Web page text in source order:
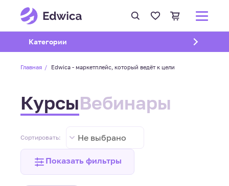
Открыть подменю
Категории
Главная Edwica - маркетплейс, который ведёт к цели
КурсыВебинары
Сортировать: Не выбрано
Показать фильтры